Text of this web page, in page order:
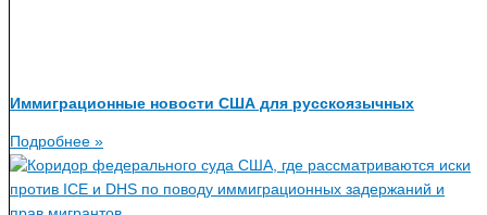
Иммиграционные новости США для русскоязычных
Подробнее »